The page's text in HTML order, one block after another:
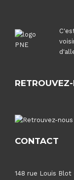
CONTACT
148 rue Louis